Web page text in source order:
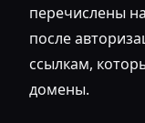
перечислены
после
ссылкам,
домены.